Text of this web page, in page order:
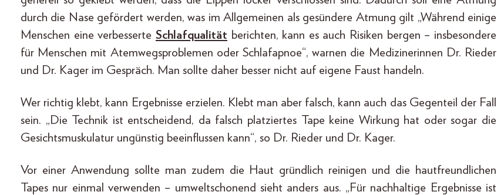
durch die Nase gefördert werden, was im Allgemeinen als gesündere Atmung gilt „Während einige
Menschen eine verbesserte Schlafqualität berichten, kann es auch Risiken bergen – insbesondere
für Menschen mit Atemwegsproblemen oder Schlafapnoe“, warnen die Medizinerinnen Dr. Rieder
und Dr. Kager im Gespräch. Man sollte daher besser nicht auf eigene Faust handeln.
Wer richtig klebt, kann Ergebnisse erzielen. Klebt man aber falsch, kann auch das Gegenteil der Fall
sein. „Die Technik ist entscheidend, da falsch platziertes Tape keine Wirkung hat oder sogar die
Gesichtsmuskulatur ungünstig beeinflussen kann“, so Dr. Rieder und Dr. Kager.
Vor einer Anwendung sollte man zudem die Haut gründlich reinigen und die hautfreundlichen
Tapes nur einmal verwenden – umweltschonend sieht anders aus. „Für nachhaltige Ergebnisse ist